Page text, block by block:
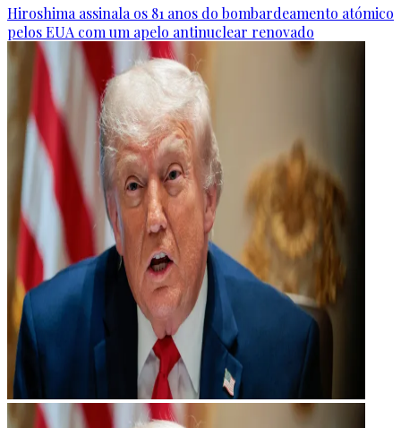
Hiroshima assinala os 81 anos do bombardeamento atómico
pelos EUA com um apelo antinuclear renovado